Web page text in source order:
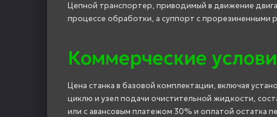
Цепной транспортер, приводимый в движение
процессе обработки, а суппорт с прорезиненными
Коммерческие
Цена станка в базовой комплектации, включая
циклю и узел подачи очистительной жидкости,
или с авансовым платежом 30% и оплатой остатка